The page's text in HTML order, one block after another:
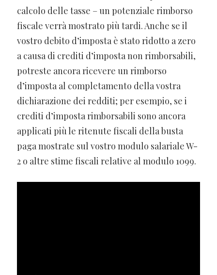
calcolo delle tasse – un potenziale rimborso
fiscale verrà mostrato più tardi. Anche se il
vostro debito d’imposta è stato ridotto a zero
a causa di crediti d’imposta non rimborsabili,
potreste ancora ricevere un rimborso
d’imposta al completamento della vostra
dichiarazione dei redditi; per esempio, se i
crediti d’imposta rimborsabili sono ancora
applicati più le ritenute fiscali della busta
paga mostrate sul vostro modulo salariale W-
2 o altre stime fiscali relative al modulo 1099.